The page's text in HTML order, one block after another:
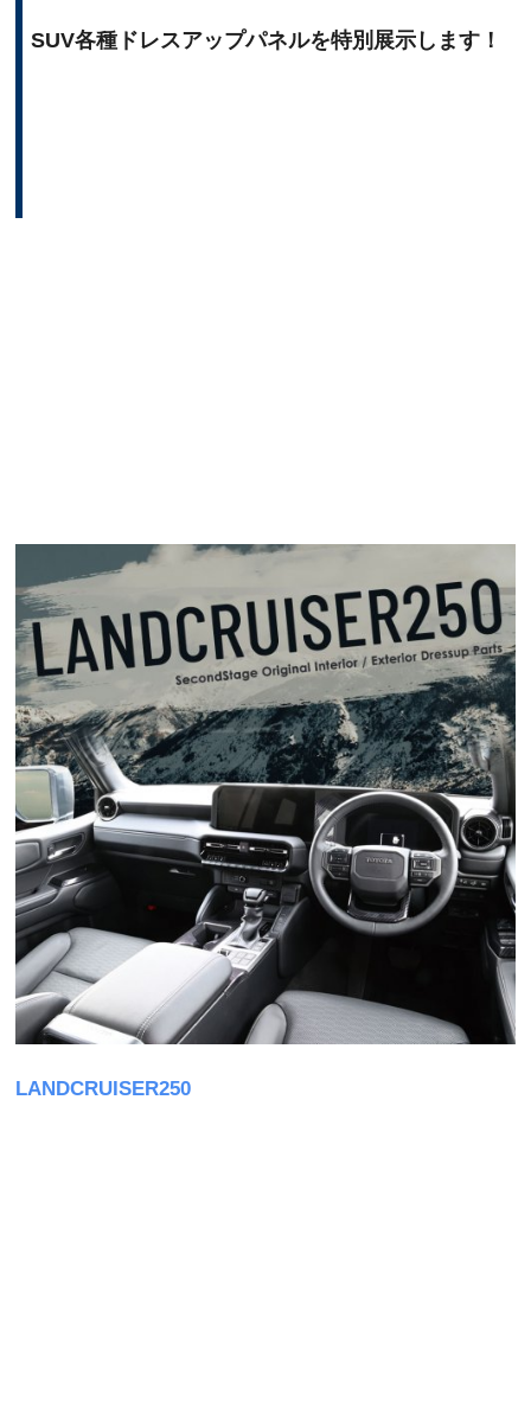
SUV各種ドレスアップパネルを特別展示します！
LANDCRUISER250